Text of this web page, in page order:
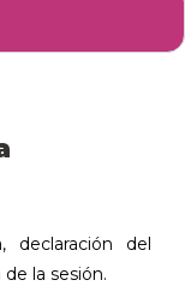
declaración del
la sesión.